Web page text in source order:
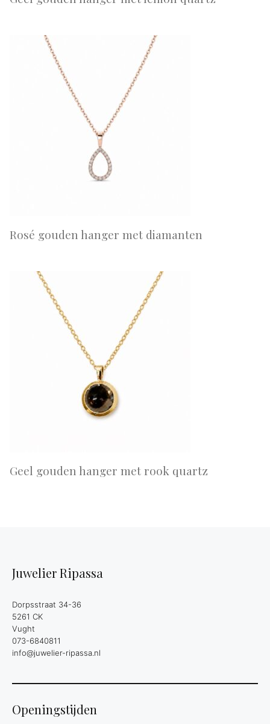
Rosé gouden hanger met diamanten
Geel gouden hanger met rook quartz
Juwelier Ripassa
Dorpsstraat 34-36
5261 CK
Vught
073-6840811
info@juwelier-ripassa.nl
Openingstijden